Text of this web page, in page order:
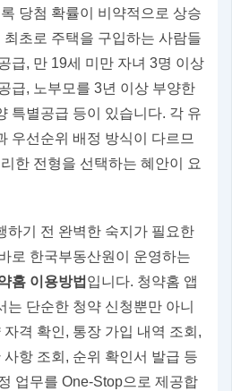
당첨 확률이 비약적으로 상승
초로 주택을 구입하는 사람들
급, 만 19세 미만 자녀 3명 이상
급, 노부모를 3년 이상 부양한
특별공급 등이 있습니다. 각 유
우선순위 배정 방식이 다르므
한 전형을 선택하는 혜안이 요
하기 전 완벽한 숙지가 필요한
로 한국부동산원이 운영하는
홈 이용방법 입니다. 청약홈 앱
는 단순한 청약 신청뿐만 아니
격 확인, 통장 가입 내역 조회,
항 조회, 순위 확인서 발급 등
업무를 One-Stop으로 제공합